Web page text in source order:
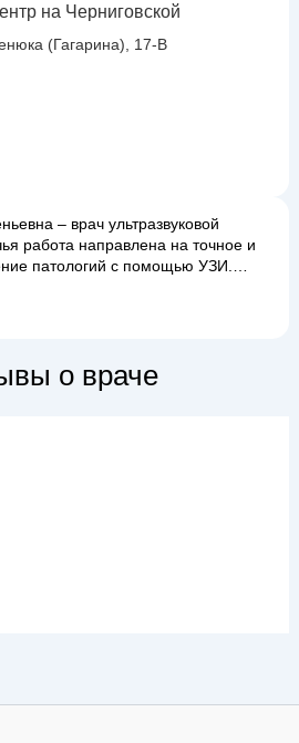
на Черниговской
(Гагарина), 17-В
– врач ультразвуковой
работа направлена на точное и
патологий с помощью УЗИ.
она обеспечивает
абдоминальных ор...
о враче